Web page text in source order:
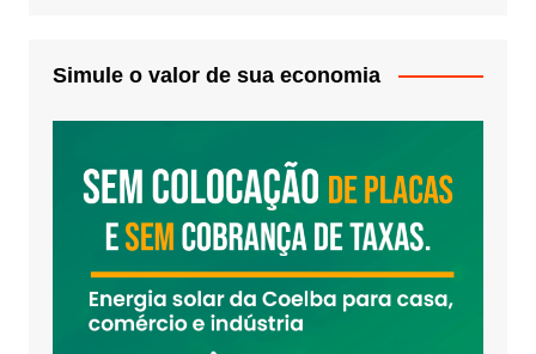
Simule o valor de sua economia